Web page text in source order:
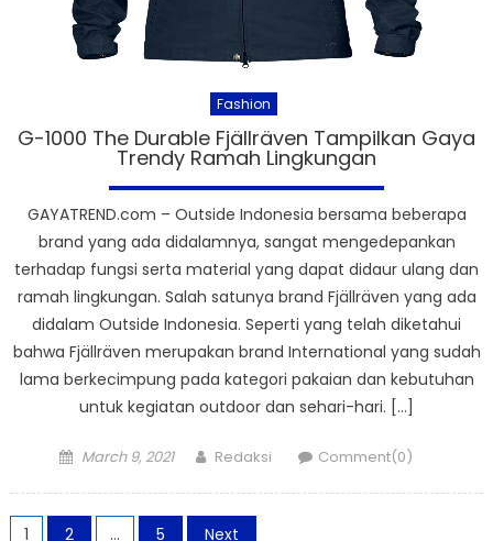
Fashion
G-1000 The Durable Fjällräven Tampilkan Gaya
Trendy Ramah Lingkungan
GAYATREND.com – Outside Indonesia bersama beberapa
brand yang ada didalamnya, sangat mengedepankan
terhadap fungsi serta material yang dapat didaur ulang dan
ramah lingkungan. Salah satunya brand Fjällräven yang ada
didalam Outside Indonesia. Seperti yang telah diketahui
bahwa Fjällräven merupakan brand International yang sudah
lama berkecimpung pada kategori pakaian dan kebutuhan
untuk kegiatan outdoor dan sehari-hari. […]
Posted
March 9, 2021 Author
Redaksi Comment(0)
Posts
1 2 … 5 Next